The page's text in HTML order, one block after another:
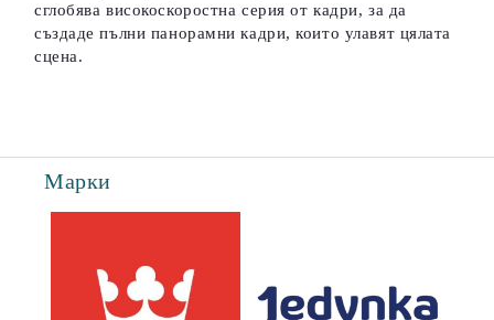
сглобява високоскоростна серия от кадри, за да
създаде пълни панорамни кадри, които улавят цялата
сцена.
Марки